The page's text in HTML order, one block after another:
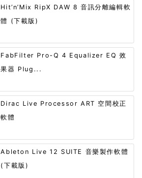
Hit’n’Mix RipX DAW 8 音訊分離編輯軟
體 (下載版)
FabFilter Pro-Q 4 Equalizer EQ 效
果器 Plug...
Dirac Live Processor ART 空間校正
軟體
Ableton Live 12 SUITE 音樂製作軟體
(下載版)